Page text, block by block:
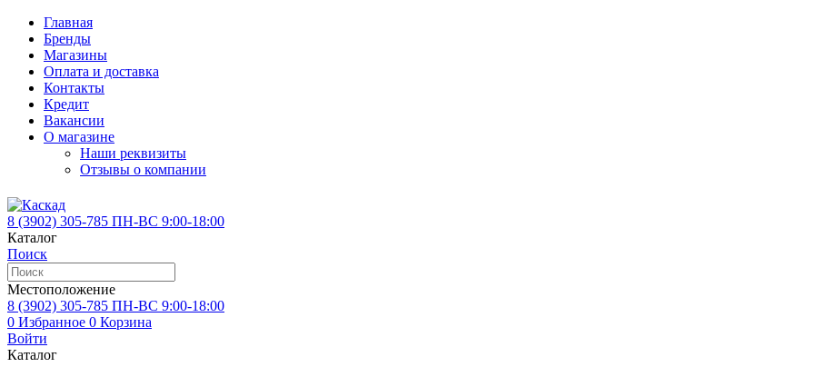
Главная
Бренды
Магазины
Оплата и доставка
Контакты
Кредит
Вакансии
О магазине
Наши реквизиты
Отзывы о компании
8 (3902) 305-785 ПН-ВС 9:00-18:00
Каталог
Поиск
Местоположение
8 (3902) 305-785 ПН-ВС 9:00-18:00
0 Избранное 0 Корзина
Войти
Каталог